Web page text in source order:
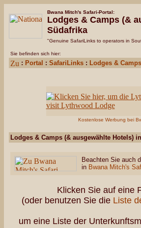
Bwana Mitch's Safari-Portal:
Lodges & Camps (&
Südafrika
"Genuine SafariLinks to operators in
Sie befinden sich hier:
: Portal : SafariLinks : Lodges & Camps
Kostenlose Werbung bei
Lodges & Camps (& ausgewählte Hotels)
Beachten Sie auch
in Bwana Mitch's
Klicken Sie auf eine
(oder benutzen Sie die Liste
um eine Liste der